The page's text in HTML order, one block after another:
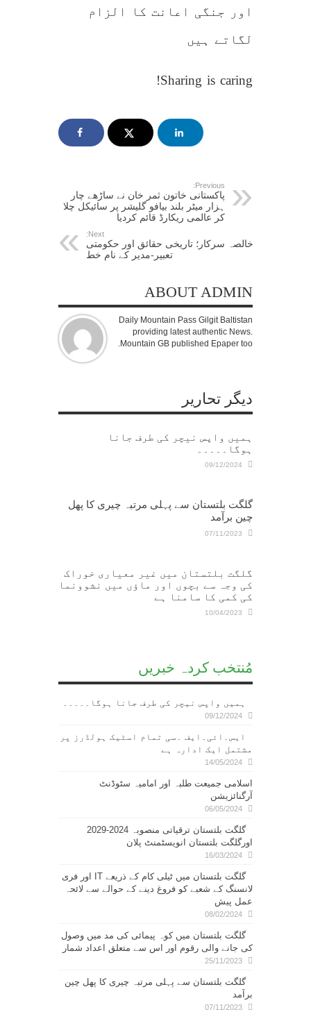
اور جنگی اعانت کا الزام
لگاتے ہیں
Sharing is caring!
Previous:
پاکستانی خاتون ثمر خان نے ساڑھے چار
ہزار میٹر بلند بیافو گلیشر پر سائیکل چلا
کر عالمی ریکارڈ قائم کردیا
Next:
خالصہ سرکار؛ تاریخی حقائق اور حکومتی
تعبیر-مدیر کے نام خط
ABOUT ADMIN
Daily Mountain Pass Gilgit Baltistan
providing latest authentic News.
Mountain GB published Epaper too.
دیگر تحاریر
ہمیں واپس نیچر کی طرف جانا
ہوگا۔۔۔۔۔
09/12/2024
گلگت بلتستان سے پہلی مرتبہ چیری کا پھل
چین برآمد
07/11/2023
گلگت بلتستان میں غیر معیاری خوراک
کی وجہ سے بچوں اور ماؤں میں نشوونما
کی کمی کا سامنا ہے
10/04/2023
مُنتخب کردہ خبریں
ہمیں واپس نیچر کی طرف جانا ہوگا۔۔۔۔۔
09/12/2024
ایس۔ائی۔ایف ۔سی تمام اسٹیک ہولڈرز پر
مشتمل ایک ادارہ ہے
14/05/2024
اسلامی جمیعت طلبہ اور امامیہ سٹوڈنٹ
آرگنائزیشن
06/05/2024
گلگت بلتستان ترقیاتی منصوبہ 2024-2029
اورگلگت بلتستان انویسٹمنٹ پلان
16/03/2024
گلگت بلتستان میں ٹیلی کام کے ذریعے IT اور فری
لانسنگ کے شعبے کو فروغ دینے کے حوالے سے لائحہ
عمل پیش
08/02/2024
گلگت بلتستان میں کوہ پیمائی کی مد میں وصول
کی جانے والی رقوم اور اس سے متعلق اعداد شمار
25/11/2023
گلگت بلتستان سے پہلی مرتبہ چیری کا پھل چین
برآمد
07/11/2023